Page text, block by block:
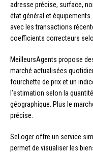
adresse précise, surface,
état général et
avec les transactions
coefficients correcteurs
MeilleursAgents propose
marché actualisées
fourchette de prix et un
l’estimation selon la
géographique. Plus le
précise.
SeLoger offre un service
permet de visualiser les